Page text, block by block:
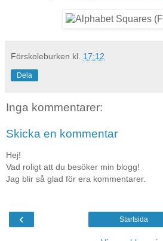
Förskoleburken kl. 17:12
Dela
Inga kommentarer:
Skicka en kommentar
Hej!
Vad roligt att du besöker min blogg!
Jag blir så glad för era kommentarer.
‹ Startsida